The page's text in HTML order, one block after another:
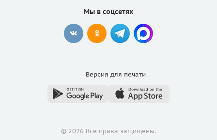
Мы в соцсетях
Версия для печати
© 2026 Все права защищены.